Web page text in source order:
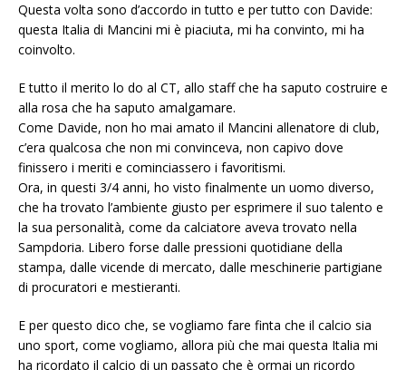
Questa volta sono d’accordo in tutto e per tutto con Davide:
questa Italia di Mancini mi è piaciuta, mi ha convinto, mi ha
coinvolto.
E tutto il merito lo do al CT, allo staff che ha saputo costruire e
alla rosa che ha saputo amalgamare.
Come Davide, non ho mai amato il Mancini allenatore di club,
c’era qualcosa che non mi convinceva, non capivo dove
finissero i meriti e cominciassero i favoritismi.
Ora, in questi 3/4 anni, ho visto finalmente un uomo diverso,
che ha trovato l’ambiente giusto per esprimere il suo talento e
la sua personalità, come da calciatore aveva trovato nella
Sampdoria. Libero forse dalle pressioni quotidiane della
stampa, dalle vicende di mercato, dalle meschinerie partigiane
di procuratori e mestieranti.
E per questo dico che, se vogliamo fare finta che il calcio sia
uno sport, come vogliamo, allora più che mai questa Italia mi
ha ricordato il calcio di un passato che è ormai un ricordo